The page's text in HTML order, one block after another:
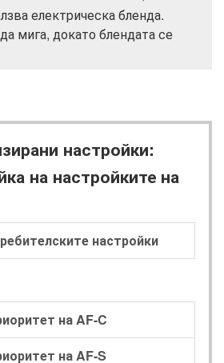
електрическа бленда.
мига, докато блендата се
настройки:
на настройките на
настройки
на AF-C
на AF-S